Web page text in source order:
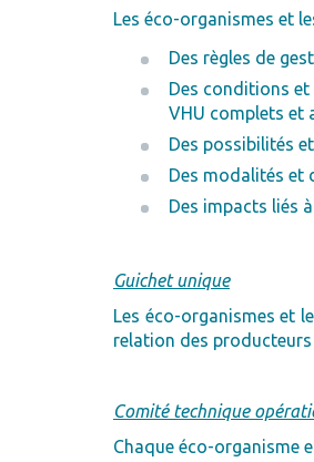
Les éco-organismes et
Des règles de
Des conditions
VHU complets et
Des possibilités
Des modalités et
Des impacts liés
Guichet unique
Les éco-organismes et
relation des producteurs
Comité technique
Chaque éco-organisme